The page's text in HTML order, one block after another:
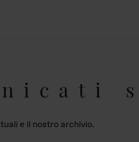
e il nostro archivio.